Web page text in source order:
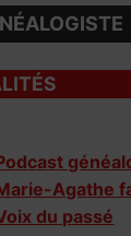
Agathe
du passé